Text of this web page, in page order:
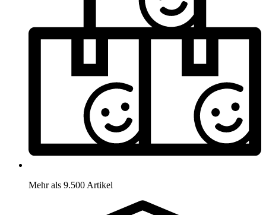
Mehr als 9.500 Artikel